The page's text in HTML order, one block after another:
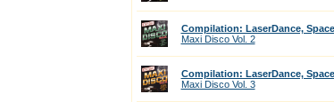
Compilation: LaserDance,
Maxi Disco Vol. 2
Compilation: LaserDance,
Maxi Disco Vol. 3